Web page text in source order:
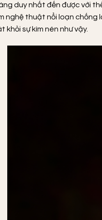
duy nhất đến được với
nghệ thuật nổi loạn chống
sự kìm nén như vậy.